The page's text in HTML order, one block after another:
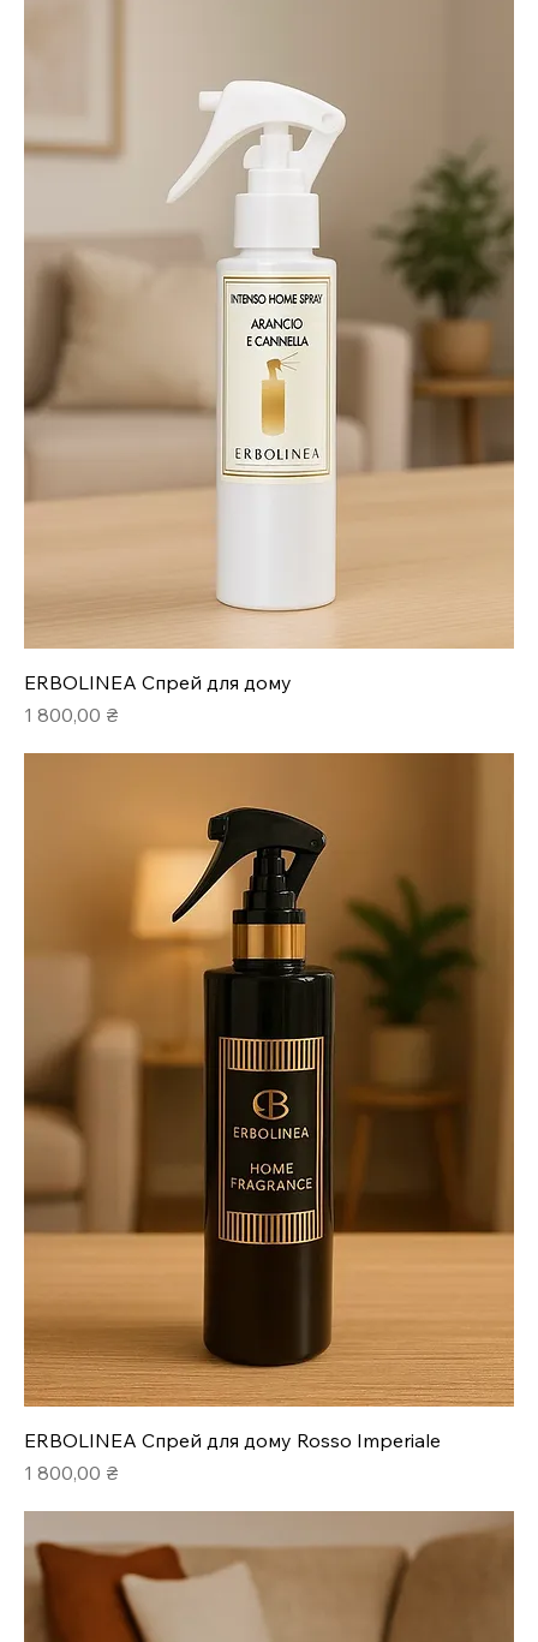
ERBOLINEA Спрей для дому
Ціна
1 800,00 ₴
ERBOLINEA Спрей для дому Rosso Imperiale
Ціна
1 800,00 ₴